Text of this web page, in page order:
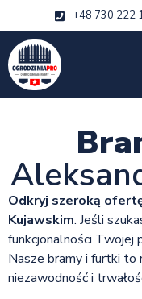
+48 730 222
Odkryj szeroką
Kujawskim. Jeśli
funkcjonalności Twojej
Nasze bramy i furtki
niezawodność i